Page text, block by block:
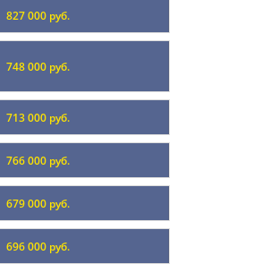
827 000 руб.
748 000 руб.
713 000 руб.
766 000 руб.
679 000 руб.
696 000 руб.